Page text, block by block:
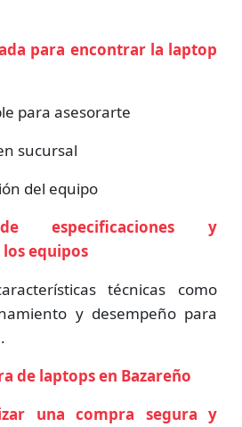
para encontrar la laptop
para asesorarte
sucursal
del equipo
especificaciones y
equipos
técnicas como
y desempeño para
de laptops en Bazareño
una compra segura y